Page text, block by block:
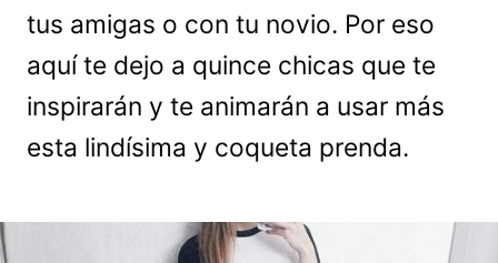
tus amigas o con tu novio. Por eso
aquí te dejo a quince chicas que te
inspirarán y te animarán a usar más
esta lindísima y coqueta prenda.